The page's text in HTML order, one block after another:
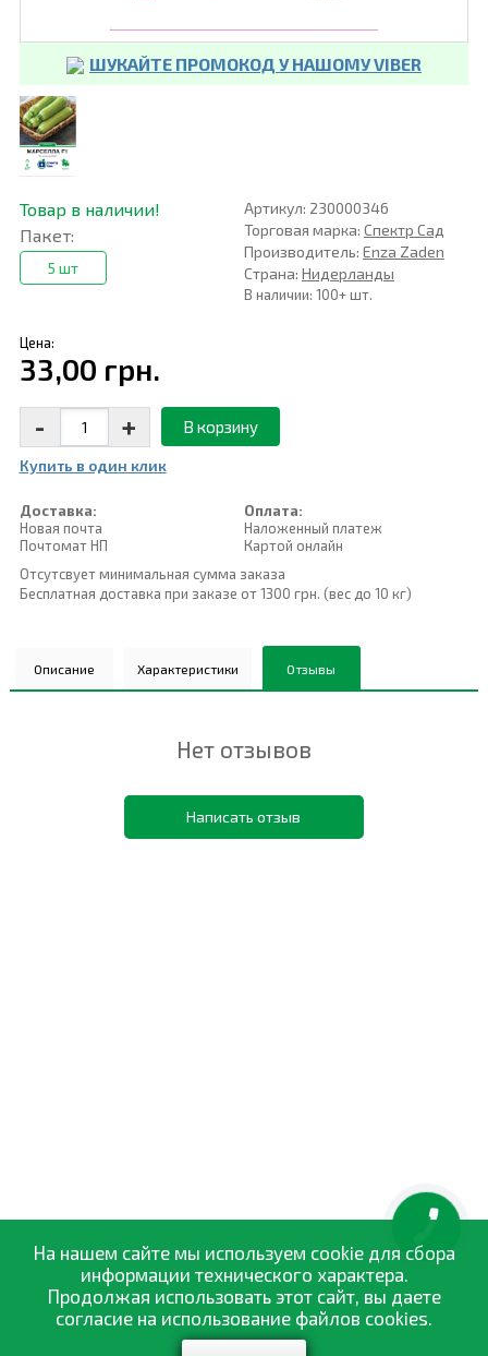
ШУКАЙТЕ ПРОМОКОД У НАШОМУ VIBER
Товар в наличии!
Пакет:
5 шт
Артикул: 230000346
Торговая марка: Спектр Сад
Производитель: Enza Zaden
Страна: Нидерланды
В наличии: 100+ шт.
Цена:
33,00 грн.
- + В корзину
Купить в один клик
Доставка:
Новая почта
Почтомат НП
Оплата:
Наложенный платеж
Картой онлайн
Отсутсвует минимальная сумма заказа
Бесплатная доставка при заказе от 1300 грн. (вес до 10 кг)
Описание Характеристики Отзывы
Нет отзывов
Написать отзыв
На нашем сайте мы используем cookie для сбора
информации технического характера.
Продолжая использовать этот сайт, вы даете
согласие на использование файлов cookies.